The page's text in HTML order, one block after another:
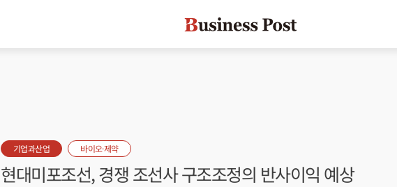
기업과산업 바이오·제약
현대미포조선, 경쟁 조선사 구조조정의 반사이익 예상